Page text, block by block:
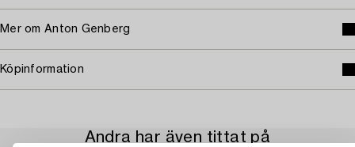
Mer om Anton Genberg
Köpinformation
Andra har även tittat på